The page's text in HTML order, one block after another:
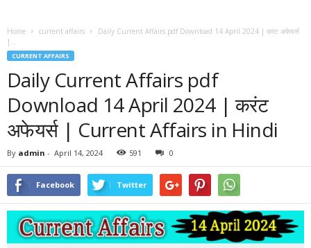
Home current affairs
Daily Current Affairs pdf Download 14 April 2024 | करंट अफेयर्स
|...
CURRENT AFFAIRS
Daily Current Affairs pdf
Download 14 April 2024 | करंट
अफेयर्स | Current Affairs in Hindi
By admin - April 14, 2024 591 0
Facebook Twitter